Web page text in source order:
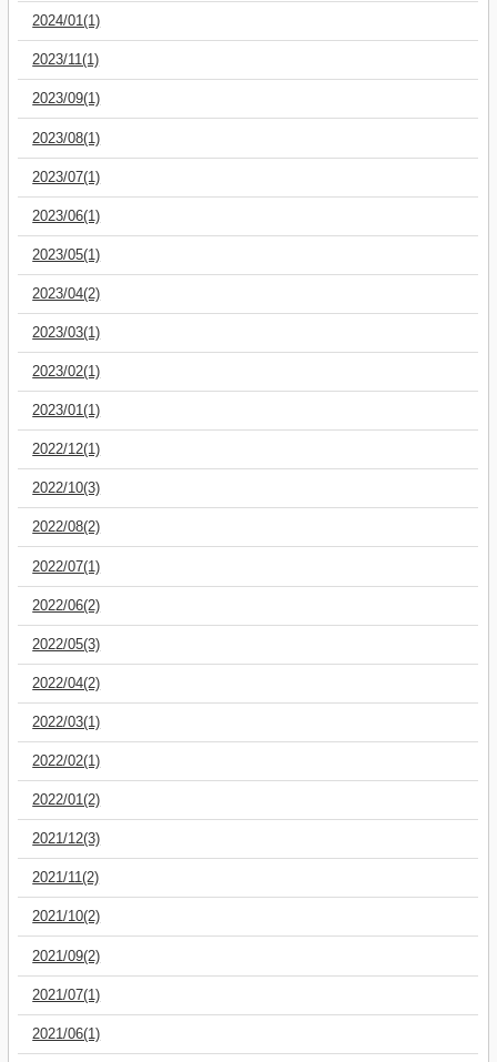
2024/01(1)
2023/11(1)
2023/09(1)
2023/08(1)
2023/07(1)
2023/06(1)
2023/05(1)
2023/04(2)
2023/03(1)
2023/02(1)
2023/01(1)
2022/12(1)
2022/10(3)
2022/08(2)
2022/07(1)
2022/06(2)
2022/05(3)
2022/04(2)
2022/03(1)
2022/02(1)
2022/01(2)
2021/12(3)
2021/11(2)
2021/10(2)
2021/09(2)
2021/07(1)
2021/06(1)